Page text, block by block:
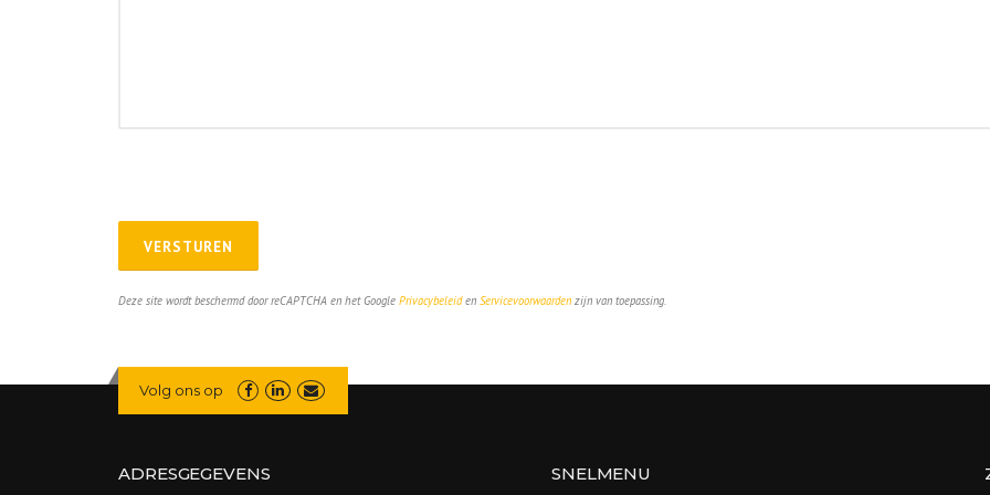
Deze site wordt beschermd door reCAPTCHA en het Google Privacybeleiden Servicevoorwaarden zijn van toepassing.
Volg ons op
ADRESGEGEVENS SNELMENU